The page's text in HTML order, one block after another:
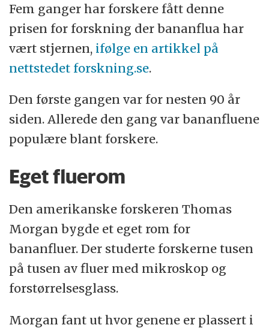
Fem ganger har forskere fått denne
prisen for forskning der bananflua har
vært stjernen, ifølge en artikkel på
nettstedet forskning.se.
Den første gangen var for nesten 90 år
siden. Allerede den gang var bananfluene
populære blant forskere.
Eget fluerom
Den amerikanske forskeren Thomas
Morgan bygde et eget rom for
bananfluer. Der studerte forskerne tusen
på tusen av fluer med mikroskop og
forstørrelsesglass.
Morgan fant ut hvor genene er plassert i